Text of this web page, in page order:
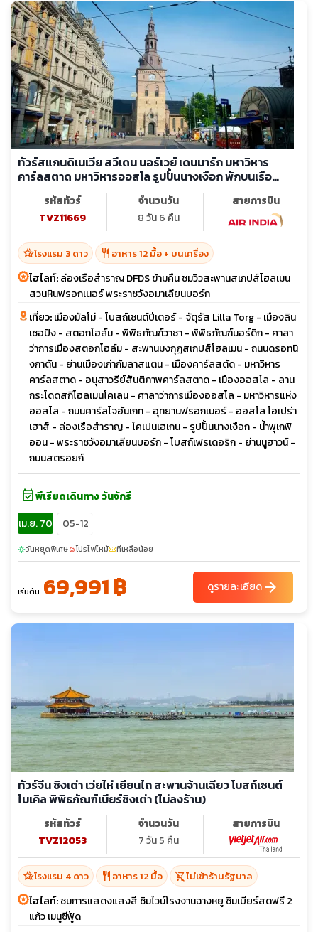
ทัวร์สแกนดิเนเวีย สวีเดน นอร์เวย์ เดนมาร์ก มหาวิหาร
คาร์ลสตาด มหาวิหารออสโล รูปปั้นนางเงือก พักบนเรือ
รหัสทัวร์
TVZ11669
จำนวนวัน
8 วัน 6 คืน
สายการบิน
hotel_classโรงแรม 3 ดาว restaurant อาหาร 12 มื้อ + บนเครื่อง
ไฮไลท์:ล่องเรือสำราญ DFDS ข้ามคืน ชมวิวสะพานสเกปส์โฮลเมน
สวนหินฟรอกเนอร์ พระราชวังอมาเลียนบอร์ก
เที่ยว:เมืองมัลโม่ - โบสถ์เซนต์ปีเตอร์ - จัตุรัส Lilla Torg - เมืองลิน
เชอปิง - สตอกโฮล์ม - พิพิธภัณฑ์วาซา - พิพิธภัณฑ์นอร์ดิก - ศาลา
ว่าการเมืองสตอกโฮล์ม - สะพานมงกุฎสเกปส์โฮลเมน - ถนนดรอทนิ
งกาตัน - ย่านเมืองเก่ากัมลาสแตน - เมืองคาร์ลสตัด - มหาวิหาร
คาร์ลสตาด - อนุสาวรีย์สันติภาพคาร์ลสตาด - เมืองออสโล - ลาน
กระโดดสกีโฮลเมนโคเลน - ศาลาว่าการเมืองออสโล - มหาวิหารแห่ง
ออสโล - ถนนคาร์ลโจฮันเกท - อุทยานฟรอกเนอร์ - ออสโล โอเปร่า
เฮาส์ - ล่องเรือสำราญ - โคเปนเฮเกน - รูปปั้นนางเงือก - น้ำพุเกฟิ
ออน - พระราชวังอมาเลียนบอร์ก - โบสถ์เฟรเดอริก - ย่านนูฮาวน์ -
ถนนสตรอยก์
event_availableพีเรียดเดินทาง วันจักรี
เม.ย. 70
05-12
sunnyวันหยุดพิเศษlocal_fire_departmentโปรไฟไหม้confirmation_numberที่เหลือน้อย
เริ่มต้น 69,991 ฿ ดูรายละเอียดarrow_forward
ทัวร์จีน ชิงเต่า เว่ยไห่ เยียนไถ สะพานจ้านเฉียว โบสถ์เซนต์
ไมเคิล พิพิธภัณฑ์เบียร์ชิงเต่า (ไม่ลงร้าน)
รหัสทัวร์
TVZ12053
จำนวนวัน
7 วัน 5 คืน
สายการบิน
hotel_classโรงแรม 4 ดาว restaurant อาหาร 12 มื้อ shopping_cart_offไม่เข้าร้านรัฐบาล
ไฮไลท์:ชมการแสดงแสงสี ชิมไวน์โรงงานฉางหยู ชิมเบียร์สดฟรี 2
แก้ว เมนูซีฟู้ด